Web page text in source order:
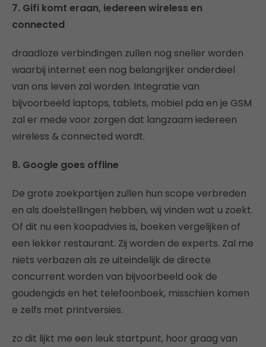
7. Gifi komt eraan, iedereen wireless en
connected
draadloze verbindingen zullen nog sneller worden
waarbij internet een nog belangrijker onderdeel
van ons leven zal worden. Integratie van
bijvoorbeeld laptops, tablets, mobiel pda en je GSM
zal er mede voor zorgen dat langzaam iedereen
wireless & connected wordt.
8. Google goes offline
De grote zoekpartijen zullen hun scope verbreden
en als doelstellingen hebben, wij vinden wat u zoekt.
Of dit nu een koopadvies is, boeken vergelijken of
een lekker restaurant. Zij worden de experts. Zal me
niets verbazen als ze uiteindelijk de directe
concurrent worden van bijvoorbeeld ook de
goudengids en het telefoonboek, misschien komen
e zelfs met printversies.
zo dit lijkt me een leuk startpunt, hoor graag van